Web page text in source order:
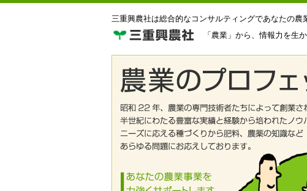
三重興農社は総合的なコンサルティングであなたの農
「農業」から、情報力を生